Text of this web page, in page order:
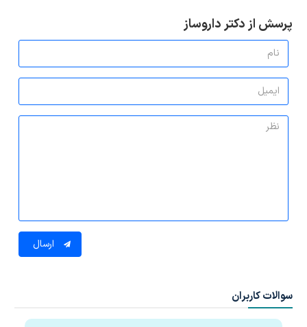
پرسش از دکتر داروساز
ارسال
سوالات کاربران